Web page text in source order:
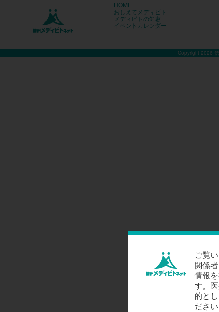
HOME
おしえてメディビト
メディビトの知恵
イベントカレンダー
Copyright 2026
ご覧
関係
情報
す。
的と
ださ